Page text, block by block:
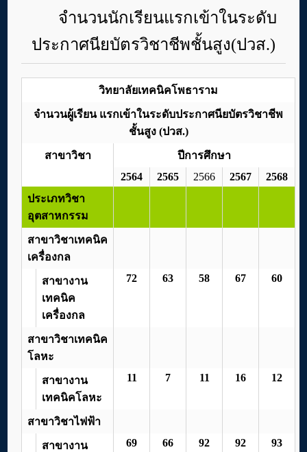
จำนวนนักเรียนแรกเข้าในระดับ
ประกาศนียบัตรวิชาชีพชั้นสูง(ปวส.)
วิทยาลัยเทคนิคโพธาราม
จำนวนผู้เรียน แรกเข้าในระดับประกาศนียบัตรวิชาชีพ
ชั้นสูง (ปวส.)
สาขาวิชา
ปีการศึกษา
2564
2565 2566 2567
2568
ประเภทวิชา
อุตสาหกรรม
สาขาวิชาเทคนิค
เครื่องกล
สาขางาน
เทคนิค
เครื่องกล
72 63 58 67 60
สาขาวิชาเทคนิค
โลหะ
สาขางาน
เทคนิคโลหะ
11 7 11 16 12
สาขาวิชาไฟฟ้า
สาขางาน
69 66 92 92 93